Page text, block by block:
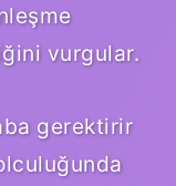
vurgular.
gerektirir